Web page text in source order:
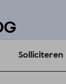
Solliciteren